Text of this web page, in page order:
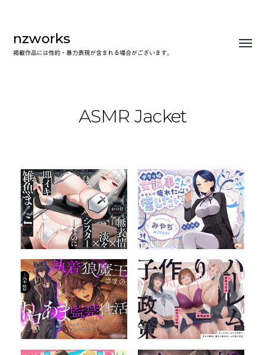
nzworks
掲載作品には性的・暴力表現が含まれる場合がございます。
ASMR Jacket